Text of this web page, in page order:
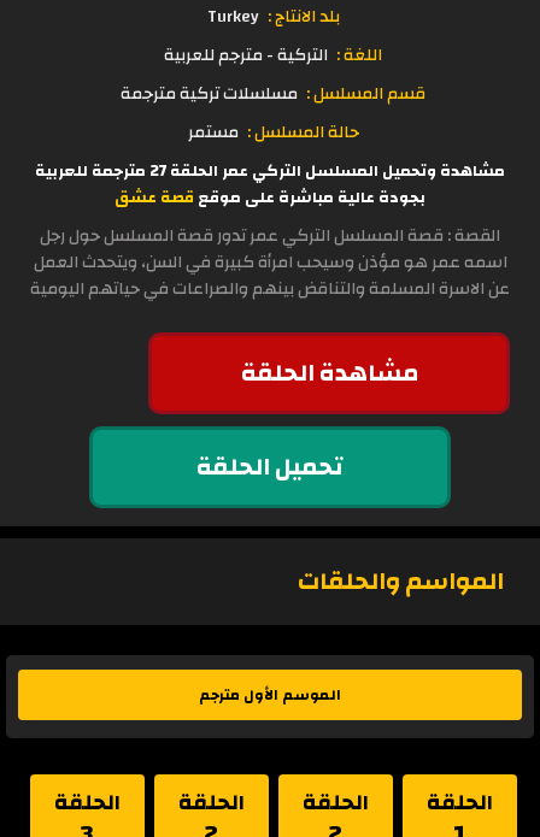
بلد الانتاج : Turkey
اللغة : التركية - مترجم للعربية
قسم المسلسل : مسلسلات تركية مترجمة
حالة المسلسل : مستمر
مشاهدة وتحميل المسلسل التركي عمر الحلقة 27 مترجمة للعربية
بجودة عالية مباشرة على موقع قصة عشق
القصة : قصة المسلسل التركي عمر تدور قصة المسلسل حول رجل
اسمه عمر هو مؤذن وسيحب امرأة كبيرة في السن، ويتحدث العمل
عن الاسرة المسلمة والتناقض بينهم والصراعات في حياتهم اليومية
مشاهدة الحلقة
تحميل الحلقة
المواسم والحلقات
الموسم الأول مترجم
الحلقة الحلقة الحلقة الحلقة